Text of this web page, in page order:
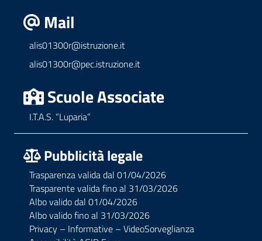
Mail
alis01300r@istruzione.it
alis01300r@pec.istruzione.it
Scuole Associate
I.T.A.S. “Luparia”
Pubblicità legale
Trasparenza valida dal 01/04/2026
Trasparente valida fino al 31/03/2026
Albo valido dal 01/04/2026
Albo valido fino al 31/03/2026
Privacy – Informative – VideoSorveglianza